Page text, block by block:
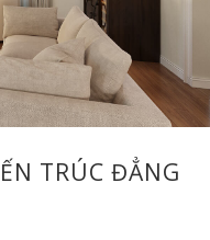
TRÚC ĐẲNG